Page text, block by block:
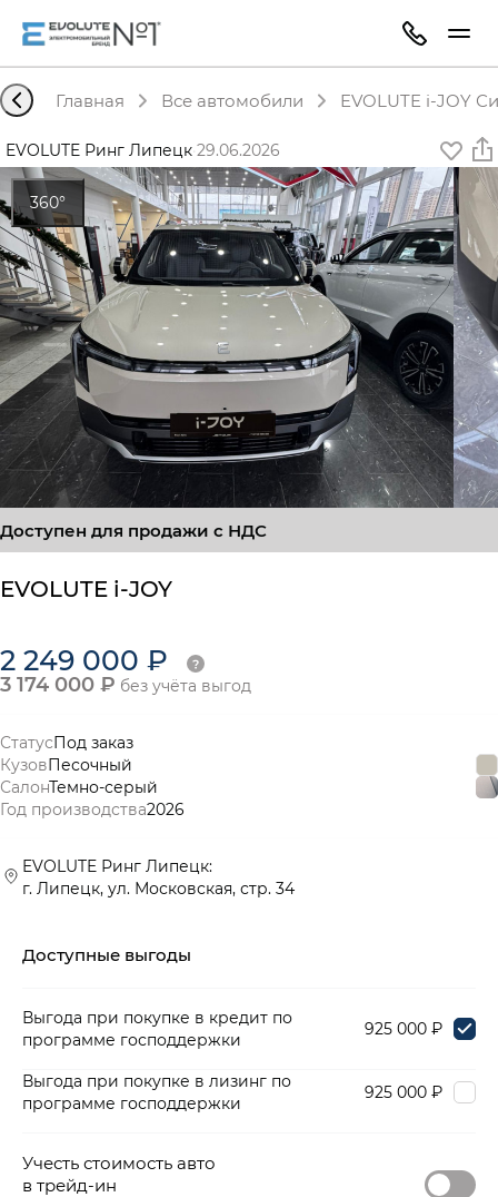
Главная Все автомобили EVOLUTE i-JOY
EVOLUTE Ринг Липецк·29.06.2026
360°
Доступен для продажи с НДС
EVOLUTE i-JOY
2 249 000 ₽
3 174 000 ₽ без учёта выгод
СтатусПод заказ
КузовПесочный
СалонТемно-серый
Год производства2026
EVOLUTE Ринг Липецк:
г. Липецк, ул. Московская, стр. 34
Доступные выгоды
Выгода при покупке в кредит по
программе господдержки
925 000 ₽
Выгода при покупке в лизинг по
программе господдержки
925 000 ₽
Учесть стоимость авто
в трейд-ин